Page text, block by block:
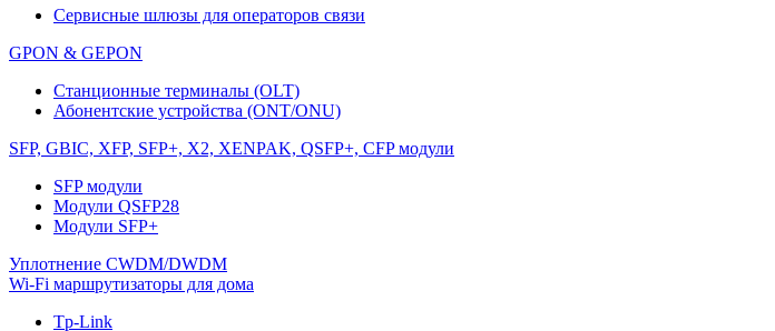
Сервисные шлюзы для операторов связи
GPON & GEPON
Станционные терминалы (OLT)
Абонентские устройства (ONT/ONU)
SFP, GBIC, XFP, SFP+, X2, XENPAK, QSFP+, CFP модули
SFP модули
Модули QSFP28
Модули SFP+
Уплотнение CWDM/DWDM
Wi-Fi маршрутизаторы для дома
Tp-Link